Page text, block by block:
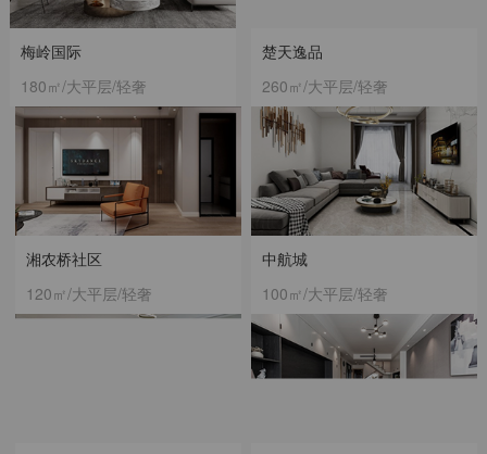
梅岭国际
180㎡/大平层/轻奢
楚天逸品
260㎡/大平层/轻奢
中航城
100㎡/大平层/轻奢
湘农桥社区
120㎡/大平层/轻奢